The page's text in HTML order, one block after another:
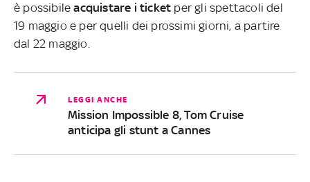
è possibileacquistare i ticket per gli spettacoli del
19 maggio e per quelli dei prossimi giorni, a partire
dal 22 maggio.
LEGGI ANCHE
Mission Impossible 8, Tom Cruise
anticipa gli stunt a Cannes